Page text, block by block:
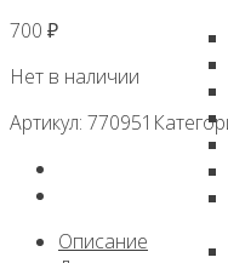
700 ₽
Нет в наличии
Артикул: 770951
Описание